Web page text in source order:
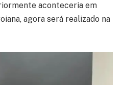
aconteceria em
agora será realizado na